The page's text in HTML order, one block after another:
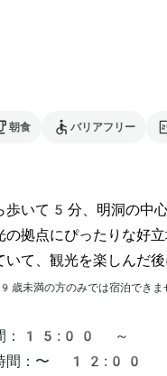
朝食 バリアフリー
歩いて5分、明洞の中
の拠点にぴったりな好
て、観光を楽しんだ
歳未満の方のみでは宿泊できま
15:00 ～
： 〜 12:00